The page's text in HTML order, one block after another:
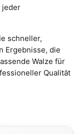
jeder
schneller,
Ergebnisse, die
Walze für
Qualität